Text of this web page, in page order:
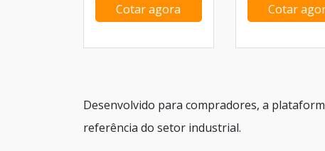
Cotar agora Cotar
Desenvolvido para compradores, a
referência do setor industrial.